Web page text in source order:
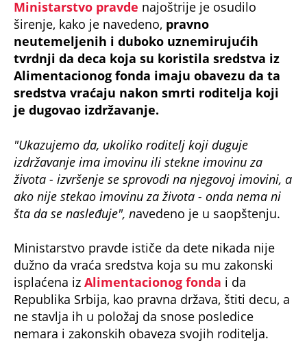
širenje, kako je navedeno,pravno
neutemeljenih i duboko uznemirujućih
tvrdnji da deca koja su koristila sredstva iz
Alimentacionog fonda imaju obavezu da ta
sredstva vraćaju nakon smrti roditelja koji
je dugovao izdržavanje.
izdržavanje ima imovinu ili stekne imovinu za
života - izvršenje se sprovodi na njegovoj imovini, a
ako nije stekao imovinu za života - onda nema ni
šta da se nasleđuje", navedeno je u saopštenju.
dužno da vraća sredstva koja su mu zakonski
isplaćena izAlimentacionog fonda i da
Republika Srbija, kao pravna država, štiti decu, a
ne stavlja ih u položaj da snose posledice
nemara i zakonskih obaveza svojih roditelja.